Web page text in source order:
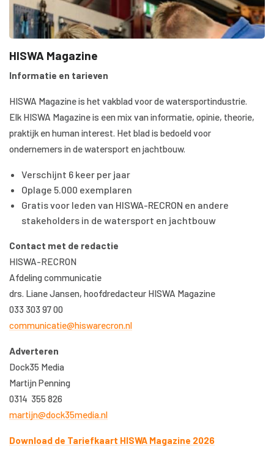
HISWA Magazine
Informatie en tarieven
HISWA Magazine is het vakblad voor de watersportindustrie.
Elk HISWA Magazine is een mix van informatie, opinie, theorie,
praktijk en human interest. Het blad is bedoeld voor
ondernemers in de watersport en jachtbouw.
Verschijnt 6 keer per jaar
Oplage 5.000 exemplaren
Gratis voor leden van HISWA-RECRON en andere
stakeholders in de watersport en jachtbouw
Contact met de redactie
HISWA-RECRON
Afdeling communicatie
drs. Liane Jansen, hoofdredacteur HISWA Magazine
033 303 97 00
communicatie@hiswarecron.nl
Adverteren
Dock35 Media
Martijn Penning
0314 355 826
martijn@dock35media.nl
Download de Tariefkaart HISWA Magazine 2026